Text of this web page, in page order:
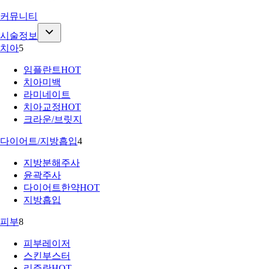
커뮤니티
시술정보
치아5
임플란트HOT
치아미백
라미네이트
치아교정HOT
크라운/브릿지
다이어트/지방흡입4
지방분해주사
윤곽주사
다이어트한약HOT
지방흡입
피부8
피부레이저
스킨부스터